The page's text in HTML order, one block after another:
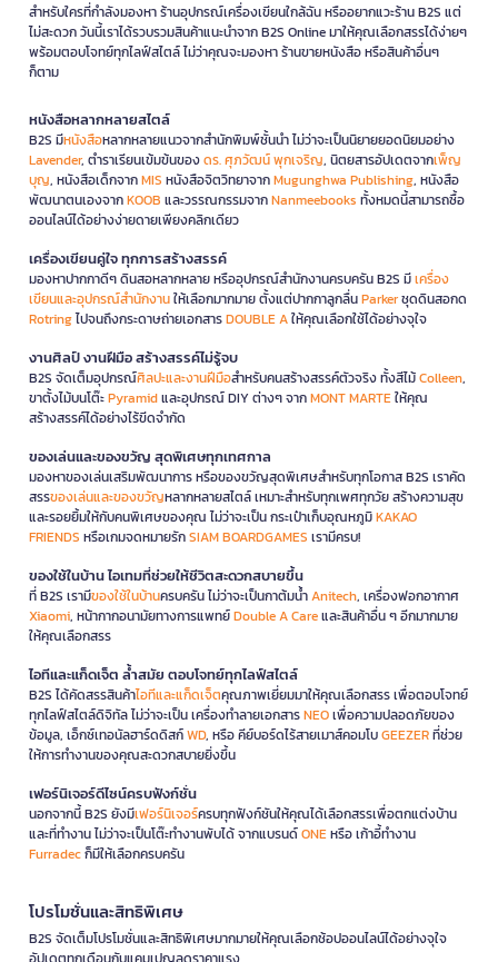
สำหรับใครที่กำลังมองหา ร้านอุปกรณ์เครื่องเขียนใกล้ฉัน หรืออยากแวะร้าน B2S แต่
ไม่สะดวก วันนี้เราได้รวบรวมสินค้าแนะนำจาก B2S Online มาให้คุณเลือกสรรได้ง่ายๆ
พร้อมตอบโจทย์ทุกไลฟ์สไตล์ ไม่ว่าคุณจะมองหา ร้านขายหนังสือ หรือสินค้าอื่นๆ
ก็ตาม
หนังสือหลากหลายสไตล์
B2S มีหนังสือหลากหลายแนวจากสำนักพิมพ์ชั้นนำ ไม่ว่าจะเป็นนิยายยอดนิยมอย่าง
Lavender, ตำราเรียนเข้มข้นของดร. ศุภวัฒน์ พุกเจริญ, นิตยสารอัปเดตจากเพ็ญ
บุญ, หนังสือเด็กจากMIS หนังสือจิตวิทยาจากMugunghwa Publishing, หนังสือ
พัฒนาตนเองจากKOOB และวรรณกรรมจากNanmeebooks ทั้งหมดนี้สามารถซื้อ
ออนไลน์ได้อย่างง่ายดายเพียงคลิกเดียว
เครื่องเขียนคู่ใจ ทุกการสร้างสรรค์
มองหาปากกาดีๆ ดินสอหลากหลาย หรืออุปกรณ์สำนักงานครบครัน B2S มีเครื่อง
เขียนและอุปกรณ์สำนักงานให้เลือกมากมาย ตั้งแต่ปากกาลูกลื่นParkerชุดดินสอกด
Rotringไปจนถึงกระดาษถ่ายเอกสารDOUBLE Aให้คุณเลือกใช้ได้อย่างจุใจ
งานศิลป์ งานฝีมือ สร้างสรรค์ไม่รู้จบ
B2S จัดเต็มอุปกรณ์ศิลปะและงานฝีมือสำหรับคนสร้างสรรค์ตัวจริง ทั้งสีไม้Colleen,
ขาตั้งไม้บนโต๊ะPyramidและอุปกรณ์ DIY ต่างๆ จากMONT MARTEให้คุณ
สร้างสรรค์ได้อย่างไร้ขีดจำกัด
ของเล่นและของขวัญ สุดพิเศษทุกเทศกาล
มองหาของเล่นเสริมพัฒนาการ หรือของขวัญสุดพิเศษสำหรับทุกโอกาส B2S เราคัด
สรรของเล่นและของขวัญหลากหลายสไตล์ เหมาะสำหรับทุกเพศทุกวัย สร้างความสุข
และรอยยิ้มให้กับคนพิเศษของคุณ ไม่ว่าจะเป็น กระเป๋าเก็บอุณหภูมิKAKAO
FRIENDS หรือเกมจดหมายรักSIAM BOARDGAMES เรามีครบ!
ของใช้ในบ้าน ไอเทมที่ช่วยให้ชีวิตสะดวกสบายขึ้น
ที่ B2S เรามีของใช้ในบ้านครบครัน ไม่ว่าจะเป็นกาต้มน้ำAnitech, เครื่องฟอกอากาศ
Xiaomi, หน้ากากอนามัยทางการแพทย์Double A Careและสินค้าอื่น ๆ อีกมากมาย
ให้คุณเลือกสรร
ไอทีและแก็ดเจ็ต ล้ำสมัย ตอบโจทย์ทุกไลฟ์สไตล์
B2S ได้คัดสรรสินค้าไอทีและแก็ดเจ็ตคุณภาพเยี่ยมมาให้คุณเลือกสรร เพื่อตอบโจทย์
ทุกไลฟ์สไตล์ดิจิทัล ไม่ว่าจะเป็น เครื่องทำลายเอกสารNEOเพื่อความปลอดภัยของ
ข้อมูล, เอ็กซ์เทอนัลฮาร์ดดิสก์WD, หรือ คีย์บอร์ดไร้สายเมาส์คอมโบGEEZERที่ช่วย
ให้การทำงานของคุณสะดวกสบายยิ่งขึ้น
เฟอร์นิเจอร์ดีไซน์ครบฟังก์ชั่น
นอกจากนี้ B2S ยังมีเฟอร์นิเจอร์ครบทุกฟังก์ชันให้คุณได้เลือกสรรเพื่อตกแต่งบ้าน
และที่ทำงาน ไม่ว่าจะเป็นโต๊ะทำงานพับได้ จากแบรนด์ONEหรือ เก้าอี้ทำงาน
Furradecก็มีให้เลือกครบครัน
โปรโมชั่นและสิทธิพิเศษ
B2S จัดเต็มโปรโมชั่นและสิทธิพิเศษมากมายให้คุณเลือกช้อปออนไลน์ได้อย่างจุใจ